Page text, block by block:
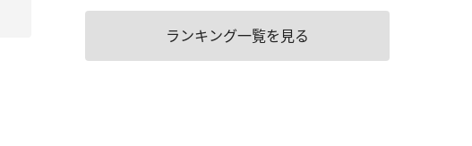
ランキング一覧を見る